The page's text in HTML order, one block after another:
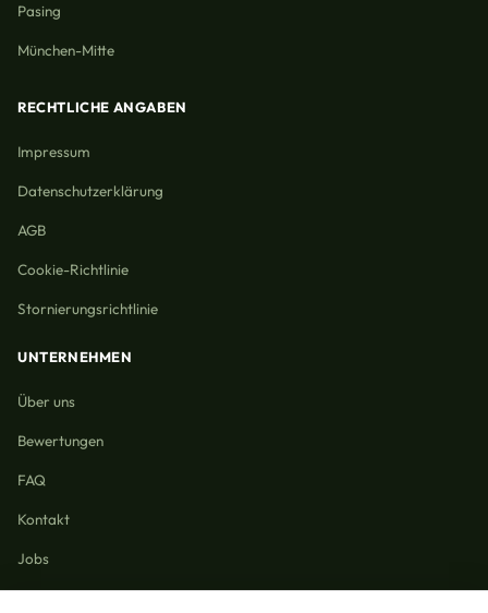
Pasing
München-Mitte
RECHTLICHE ANGABEN
Impressum
Datenschutzerklärung
AGB
Cookie-Richtlinie
Stornierungsrichtlinie
UNTERNEHMEN
Über uns
Bewertungen
FAQ
Kontakt
Jobs